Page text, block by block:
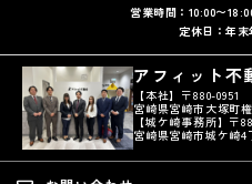
営業時間：10:00〜
定休日：年
アフィット不
【本社】〒880-0951
宮崎県宮崎市大塚町
【城ケ崎事務所】〒
宮崎県宮崎市城ケ崎4